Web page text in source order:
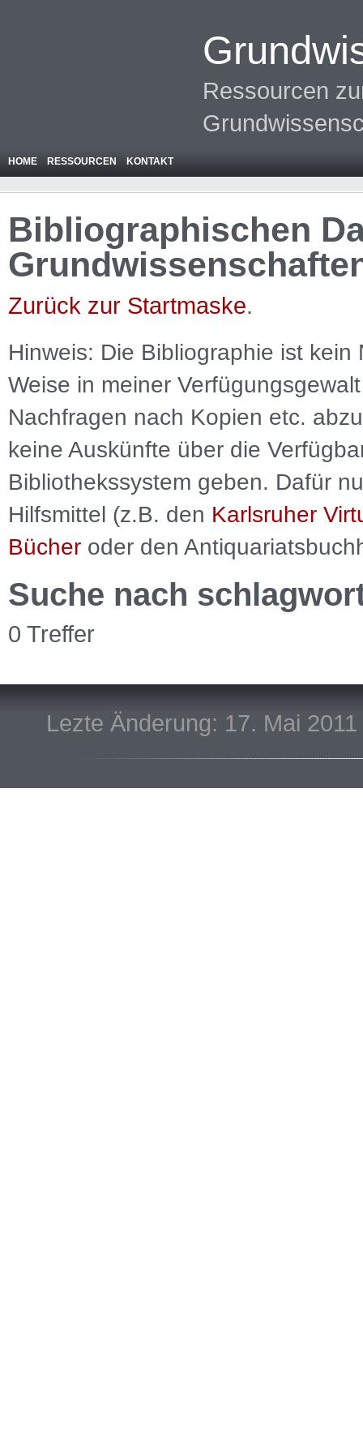
Ressourcen
HOME RESSOURCEN KONTAKT
Bibliographischen
Zurück zur Startmaske.
Hinweis: Die Bibliographie ist kein
Weise in meiner
Nachfragen nach Kopien etc.
keine Auskünfte über die
Bibliothekssystem geben. Dafür
Hilfsmittel (z.B. den Karlsruher
Bücher oder den
Suche nach
0 Treffer
Lezte Änderung: 17. Mai